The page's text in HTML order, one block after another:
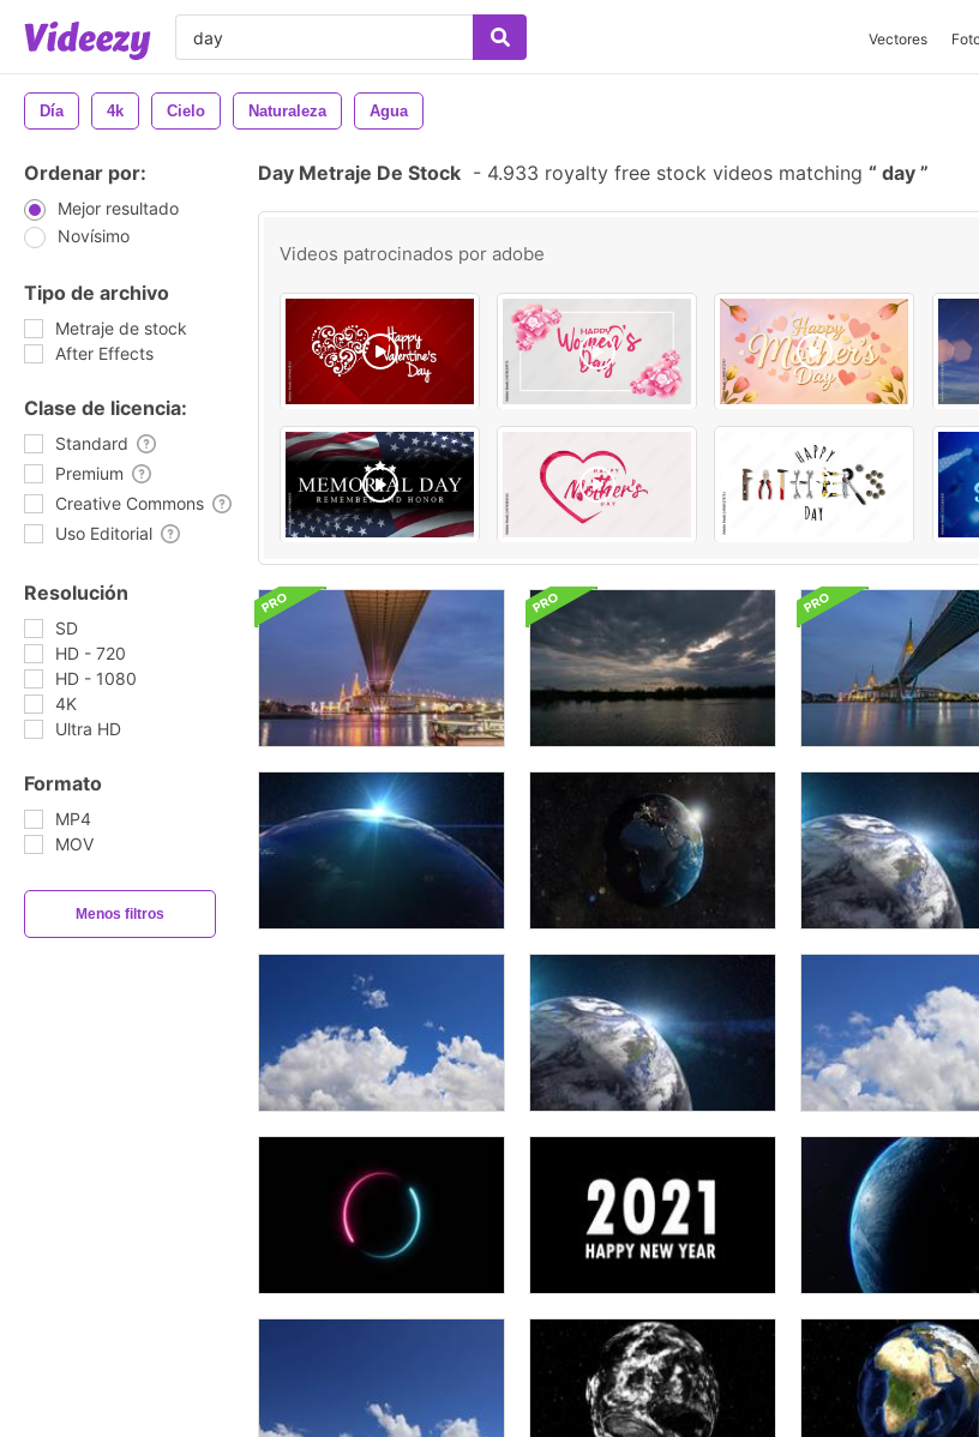
Vectores
Día 4k Cielo Naturaleza Agua
Ordenar por:
Mejor resultado
Novísimo
Tipo de archivo
Metraje de stock
After Effects
Clase de licencia:
Standard
Premium
Creative Commons
Uso Editorial
Resolución
SD
HD - 720
HD - 1080
4K
Ultra HD
Formato
MP4
MOV
Menos filtros
Day Metraje De Stock - 4.933 royalty free stock videos matching day
Videos patrocinados por adobe